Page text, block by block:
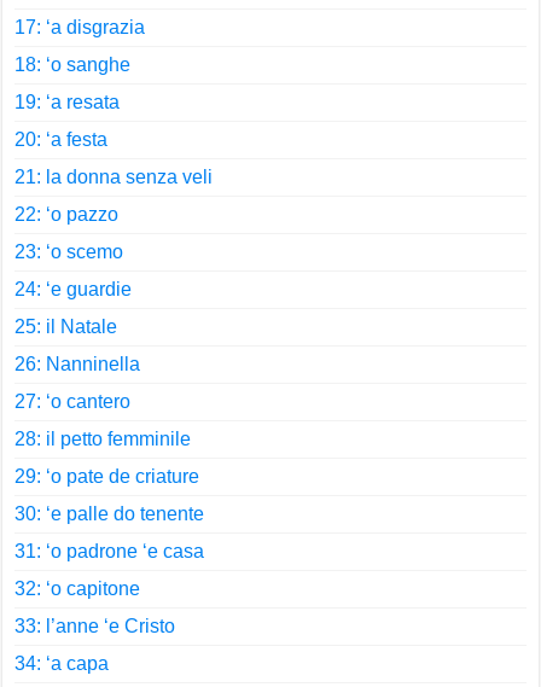
17: ‘a disgrazia
18: ‘o sanghe
19: ‘a resata
20: ‘a festa
21: la donna senza veli
22: ‘o pazzo
23: ‘o scemo
24: ‘e guardie
25: il Natale
26: Nanninella
27: ‘o cantero
28: il petto femminile
29: ‘o pate de criature
30: ‘e palle do tenente
31: ‘o padrone ‘e casa
32: ‘o capitone
33: l’anne ‘e Cristo
34: ‘a capa